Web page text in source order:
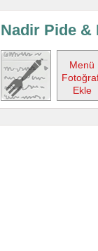
Nadir Pide &
Menü
Ekle